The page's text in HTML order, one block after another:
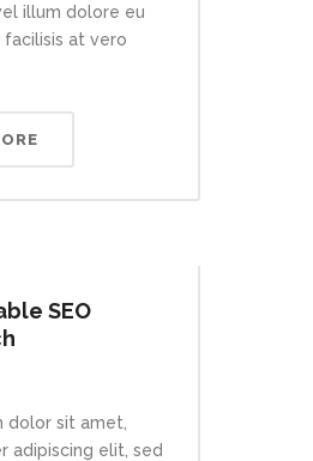
illum dolore eu
at vero
SEO
dolor sit amet,
adipiscing elit, sed